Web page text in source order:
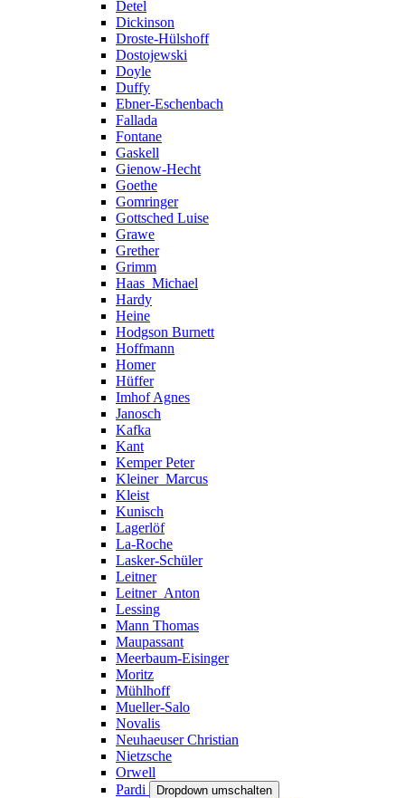
Detel
Dickinson
Droste-Hülshoff
Dostojewski
Doyle
Duffy
Ebner-Eschenbach
Fallada
Fontane
Gaskell
Gienow-Hecht
Goethe
Gomringer
Gottsched Luise
Grawe
Grether
Grimm
Haas_Michael
Hardy
Heine
Hodgson Burnett
Hoffmann
Homer
Hüffer
Imhof Agnes
Janosch
Kafka
Kant
Kemper Peter
Kleiner_Marcus
Kleist
Kunisch
Lagerlöf
La-Roche
Lasker-Schüler
Leitner
Leitner_Anton
Lessing
Mann Thomas
Maupassant
Meerbaum-Eisinger
Moritz
Mühlhoff
Mueller-Salo
Novalis
Neuhaeuser Christian
Nietzsche
Orwell
Pardi
Dropdown umschalten